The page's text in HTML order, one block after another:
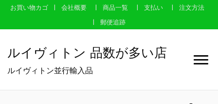
お買い物カゴ 会社概要 商品一覧 支払い
注文方法
郵便追跡
ルイヴィトン 品数が多い店
ルイヴィトン並行輸入品